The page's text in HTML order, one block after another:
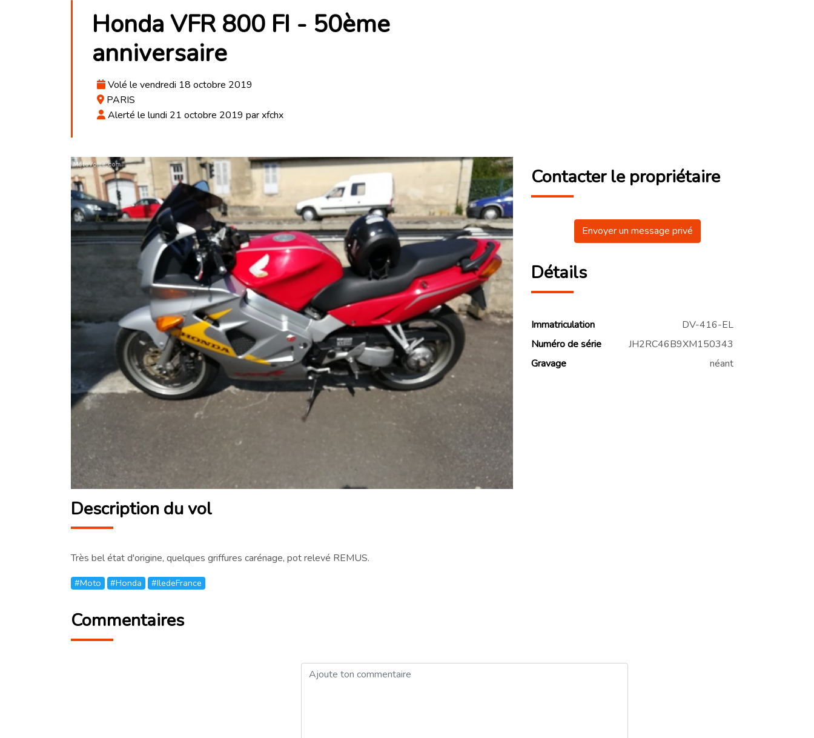
Honda VFR 800 FI - 50ème
anniversaire
Volé le vendredi 18 octobre 2019
PARIS
Alerté le lundi 21 octobre 2019 par xfchx
Contacter le propriétaire
Envoyer un message privé
Détails
Immatriculation
DV-416-EL
Numéro de série
JH2RC46B9XM150343
Gravage
néant
Description du vol
Très bel état d'origine, quelques griffures carénage, pot relevé REMUS.
#Moto #Honda #IledeFrance
Commentaires